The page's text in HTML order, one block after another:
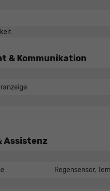
& Kommunikation
Assistenz
Regensensor,